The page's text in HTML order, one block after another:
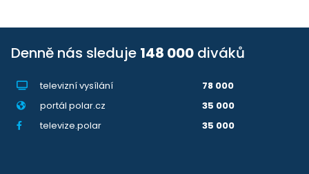
Denně nás sleduje 148 000 diváků
televizní vysílání
78 000
portál polar.cz
35 000
televize.polar
35 000